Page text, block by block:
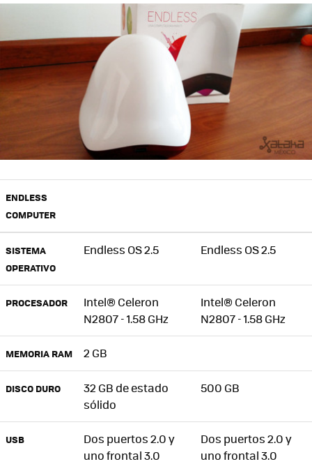
ENDLESS
COMPUTER
SISTEMA
OPERATIVO
Endless OS 2.5 Endless OS 2.5
PROCESADOR
Intel® Celeron
N2807 - 1.58 GHz
Intel® Celeron
N2807 - 1.58 GHz
MEMORIA RAM 2 GB
DISCO DURO
32 GB de estado
sólido
500 GB
USB
Dos puertos 2.0 y
uno frontal 3.0
Dos puertos 2.0 y
uno frontal 3.0